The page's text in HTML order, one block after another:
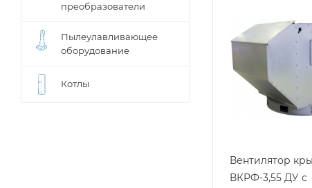
Вентилятор
ВКРФ-3,55 ДУ с
преобразователи
Пылеулавливающее
оборудование
Котлы